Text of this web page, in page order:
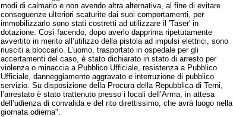
modi di calmarlo e non avendo altra alternativa, al fine di evitare
conseguenze ulteriori scaturite dai suoi comportamenti, per
immobilizzarlo sono stati costretti ad utilizzare il 'Taser' in
dotazione. Così facendo, dopo averlo dapprima ripetutamente
avvertito in merito all’utilizzo della pistola ad impulsi elettrici, sono
riusciti a bloccarlo. L’uomo, trasportato in ospedale per gli
accertamenti del caso, è stato dichiarato in stato di arresto per
violenza o minaccia a Pubblico Ufficiale, resistenza a Pubblico
Ufficiale, danneggiamento aggravato e interruzione di pubblico
servizio. Su disposizione della Procura della Repubblica di Terni,
l’arrestato è stato trattenuto presso i locali dell’Arma, in attesa
dell’udienza di convalida e del rito direttissimo, che avrà luogo nella
giornata odierna".